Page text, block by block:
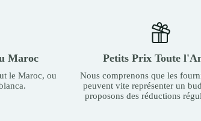
Maroc
le Maroc, ou
Petits Prix Toute
Nous comprenons que les
peuvent vite représenter un
proposons des réductions